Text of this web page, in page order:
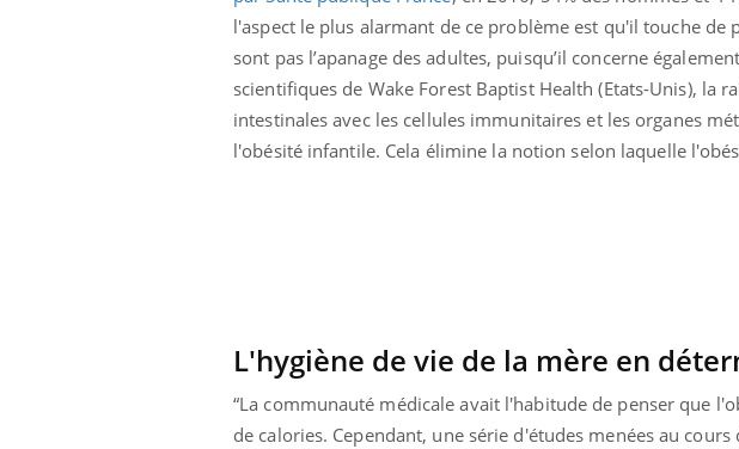
l'aspect le plus alarmant de ce problème est qu'il touche de
sont pas l’apanage des adultes, puisqu’il concerne également
scientifiques de Wake Forest Baptist Health (Etats-Unis), la
intestinales avec les cellules immunitaires et les organes
l'obésité infantile. Cela élimine la notion selon laquelle
L'hygiène de vie de la mère en
“La communauté médicale avait l'habitude de penser que
de calories. Cependant, une série d'études menées au